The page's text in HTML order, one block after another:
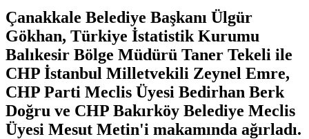
Çanakkale Belediye Başkanı Ülgür
Gökhan, Türkiye İstatistik Kurumu
Balıkesir Bölge Müdürü Taner Tekeli ile
CHP İstanbul Milletvekili Zeynel Emre,
CHP Parti Meclis Üyesi Bedirhan Berk
Doğru ve CHP Bakırköy Belediye Meclis
Üyesi Mesut Metin'i makamında ağırladı.